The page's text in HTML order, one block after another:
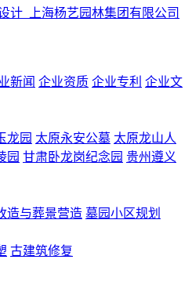
新闻 企业资质 企业专利 企业文
龙园 太原永安公墓 太原龙山人
园 甘肃卧龙岗纪念园 贵州遵义
造与葬景营造 墓园小区规划
古建筑修复